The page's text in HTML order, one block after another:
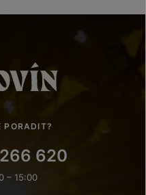
PORADIT?
620
– 15:00